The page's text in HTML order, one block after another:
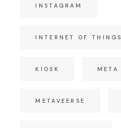
INSTAGRAM
INTERNET OF THINGS
KIOSK META
METAVEERSE